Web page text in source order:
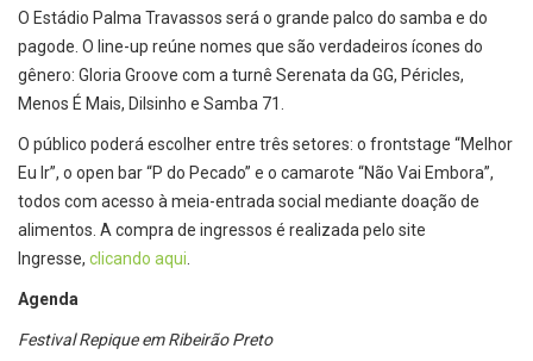
O Estádio Palma Travassos será o grande palco do samba e do
pagode. O line-up reúne nomes que são verdadeiros ícones do
gênero: Gloria Groove com a turnê Serenata da GG, Péricles,
Menos É Mais, Dilsinho e Samba 71.
O público poderá escolher entre três setores: o frontstage “Melhor
Eu Ir”, o open bar “P do Pecado” e o camarote “Não Vai Embora”,
todos com acesso à meia-entrada social mediante doação de
alimentos. A compra de ingressos é realizada pelo site
Ingresse, clicando aqui
Agenda
Festival Repique em Ribeirão Preto